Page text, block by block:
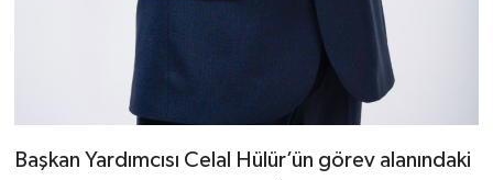
Başkan Yardımcısı Celal Hülür’ün görev alanındaki